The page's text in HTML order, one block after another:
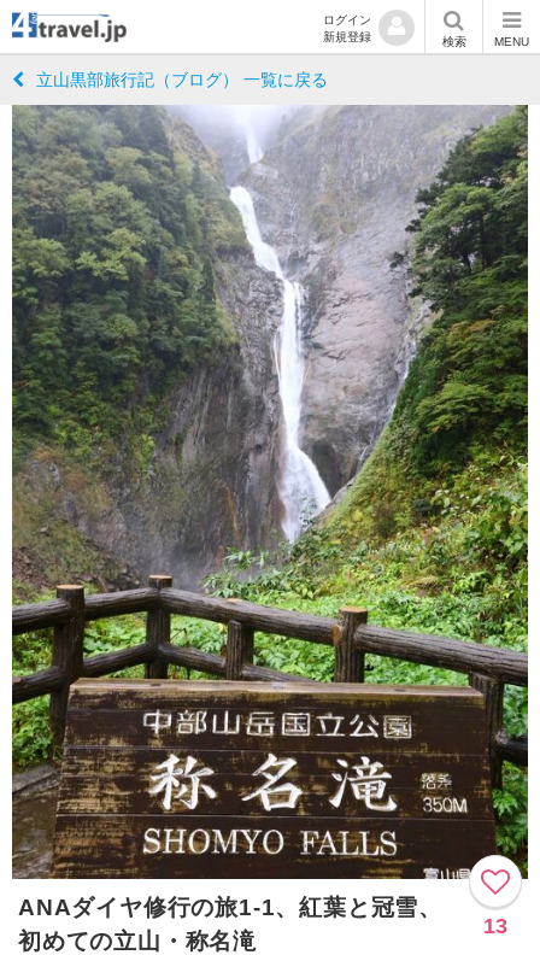
ログイン
新規登録
検索 MENU
立山黒部旅行記（ブログ） 一覧に戻る
ANAダイヤ修行の旅1-1、紅葉と冠雪、
初めての立山・称名滝
13